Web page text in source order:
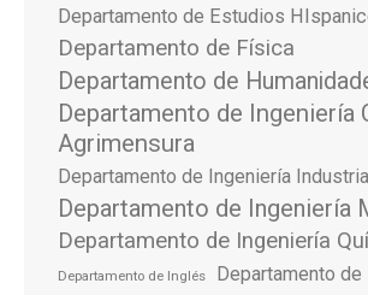
Departamento de Estudios
Departamento de Física
Departamento de
Departamento de Ingeniería
Agrimensura
Departamento de Ingeniería
Departamento de Ingeniería
Departamento de Ingeniería
Departamento de Inglés Departamento